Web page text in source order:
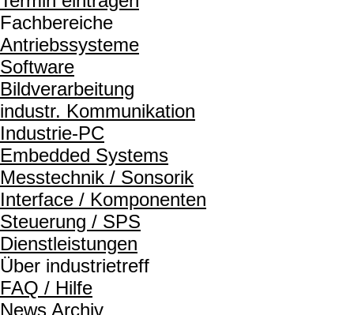
Fachbereiche
Antriebssysteme
Software
Bildverarbeitung
industr. Kommunikation
Industrie-PC
Embedded Systems
Messtechnik / Sonsorik
Interface / Komponenten
Steuerung / SPS
Dienstleistungen
Über industrietreff
FAQ / Hilfe
News Archiv